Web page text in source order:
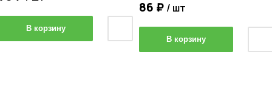
В корзину
86 ₽ / шт
В корзину